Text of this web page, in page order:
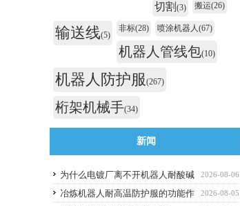
切割 (3) 搬运(26)
输送线(5)
非标(28) 喷涂机器人(67)
机器人管线包(10)
机器人防护服(267)
桁架机械手(34)
新闻
2026-08-06
为什么电镀厂离不开机器人耐酸碱
防护服
2026-08-05
冶炼机器人耐高温防护服的功能作